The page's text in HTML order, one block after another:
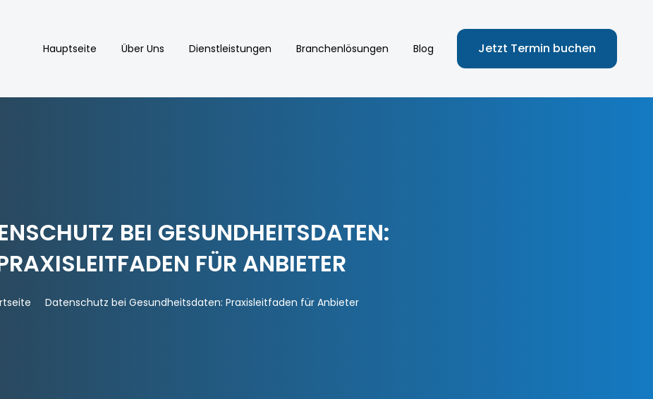
Hauptseite Über Uns Dienstleistungen Branchenlösungen Blog Jetzt Termin buchen
BEI GESUNDHEITSDATEN:
FÜR ANBIETER
Datenschutz bei Gesundheitsdaten: Praxisleitfaden für Anbieter